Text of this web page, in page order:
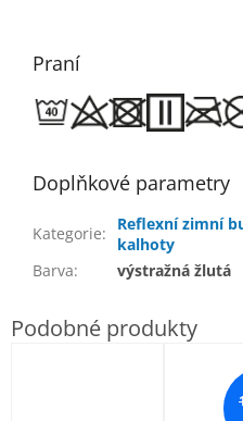
Praní
Doplňkové parametry
Kategorie:
Reflexní zimní
kalhoty
Barva: výstražná žlutá